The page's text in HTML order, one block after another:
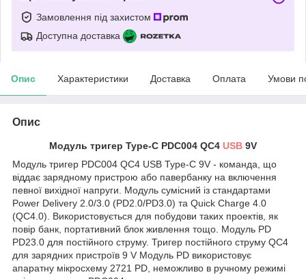
Замовлення під захистом
Доступна доставка
Опис Характеристики Доставка Оплата Умови
Опис
Модуль тригер Type-C PDC004 QC4 USB 9V
Модуль тригер PDC004 QC4 USB Type-C 9V - команда, що
віддає зарядному пристрою або павербанку на включення
певної вихідної напруги. Модуль сумісний із стандартами
Power Delivery 2.0/3.0 (PD2.0/PD3.0) та Quick Charge 4.0
(QC4.0). Використовується для побудови таких проектів, як
повір банк, портативний блок живлення тощо. Модуль PD
PD23.0 для постійного струму. Тригер постійного струму QC4
для зарядних пристроїв 9 V Модуль PD використовує
апаратну мікросхему 2721 PD, неможливо в ручному режимі